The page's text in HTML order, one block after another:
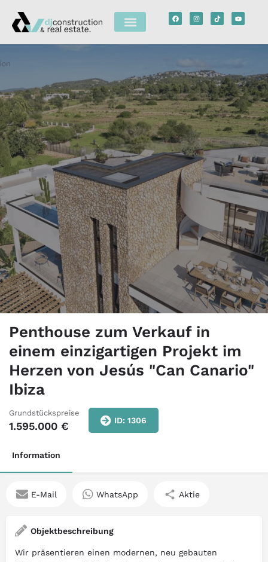
Penthouse zum Verkauf in
einem einzigartigen Projekt im
Herzen von Jesús "Can Canario"
Ibiza
Grundstückspreise
1.595.000 € ID: 1306
Information
E-Mail WhatsApp Aktie
Objektbeschreibung
Wir präsentieren einen modernen, neu gebauten